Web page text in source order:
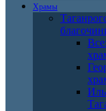
Храмы